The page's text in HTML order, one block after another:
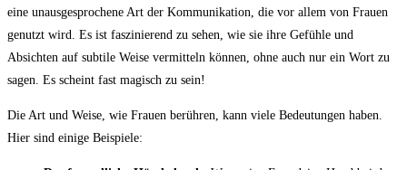
eine unausgesprochene Art der Kommunikation, die vor allem von Frauen
genutzt wird. Es ist faszinierend zu sehen, wie sie ihre Gefühle und
Absichten auf subtile Weise vermitteln können, ohne auch nur ein Wort zu
sagen. Es scheint fast magisch zu sein!
Die Art und Weise, wie Frauen berühren, kann viele Bedeutungen haben.
Hier sind einige Beispiele: